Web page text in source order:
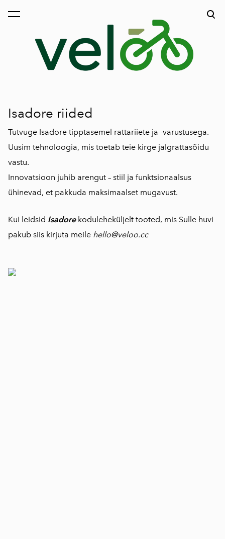
was added to the cart.
Isadore riided
Tutvuge Isadore tipptasemel rattariiete ja -varustusega.
Uusim tehnoloogia, mis toetab teie kirge jalgrattasõidu
vastu.
Innovatsioon juhib arengut – stiil ja funktsionaalsus
ühinevad, et pakkuda maksimaalset mugavust.
Kui leidsid Isadore koduleheküljelt tooted, mis Sulle huvi
pakub siis kirjuta meile hello@veloo.cc